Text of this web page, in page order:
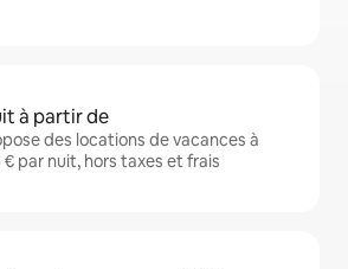
à partir de
des locations de vacances à
par nuit, hors taxes et frais